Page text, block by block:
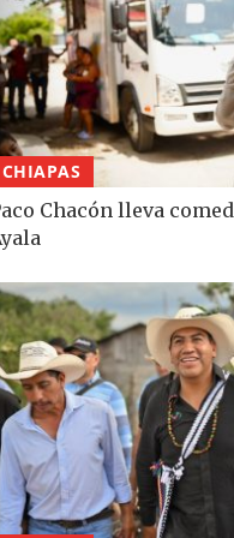
CHIAPAS
Chacón lleva